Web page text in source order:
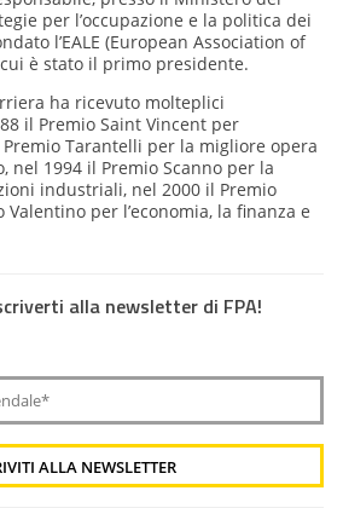
per l’occupazione e la politica dei
l’EALE (European Association of
è stato il primo presidente.
ha ricevuto molteplici
il Premio Saint Vincent per
Premio Tarantelli per la migliore opera
nel 1994 il Premio Scanno per la
industriali, nel 2000 il Premio
per l’economia, la finanza e
alla newsletter di FPA!